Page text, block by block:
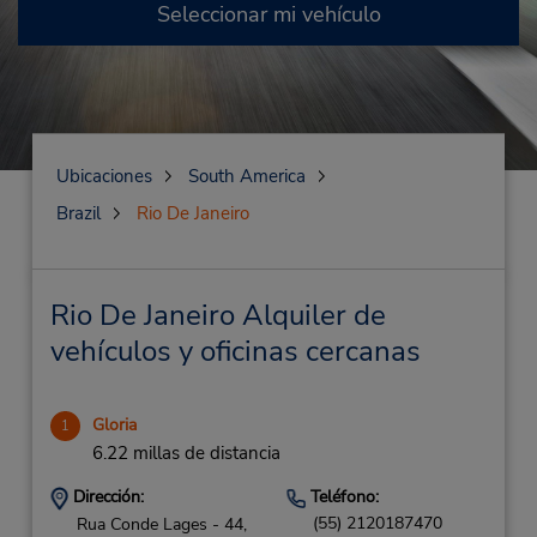
Seleccionar mi vehículo
Ubicaciones
South America
Brazil
Rio De Janeiro
Rio De Janeiro Alquiler de
vehículos y oficinas cercanas
1 Gloria
6.22 millas de distancia
Dirección:
Rua Conde Lages - 44,
Teléfono:
(55) 2120187470